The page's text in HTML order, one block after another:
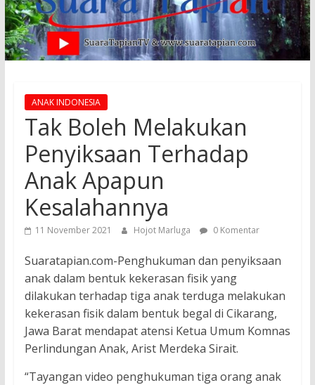
ANAK INDONESIA
Tak Boleh Melakukan
Penyiksaan Terhadap
Anak Apapun
Kesalahannya
11 November 2021 Hojot Marluga 0 Komentar
Suaratapian.com-Penghukuman dan penyiksaan
anak dalam bentuk kekerasan fisik yang
dilakukan terhadap tiga anak terduga melakukan
kekerasan fisik dalam bentuk begal di Cikarang,
Jawa Barat mendapat atensi Ketua Umum Komnas
Perlindungan Anak, Arist Merdeka Sirait.
“Tayangan video penghukuman tiga orang anak